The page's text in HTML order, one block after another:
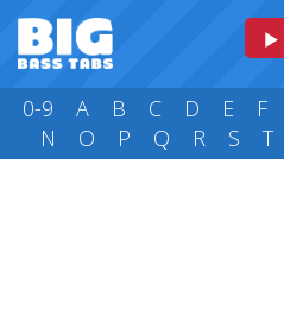
0-9 A B C D E F
N
O P Q R S T